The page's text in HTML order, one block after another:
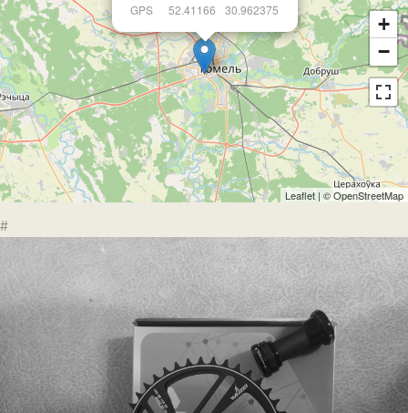
GPS 52.41166 30.962375
+
−
Leaflet | ©OpenStreetMap
#